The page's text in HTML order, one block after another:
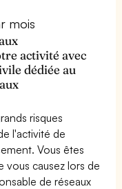
mois
activité avec
dédiée au
risques
l'activité de
Vous êtes
causez lors de
de réseaux